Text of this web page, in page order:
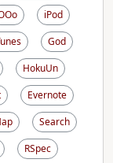
iPod
God
HokuUn
Evernote
Search
RSpec